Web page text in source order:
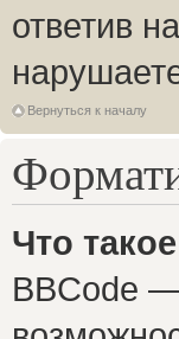
ответив
Вернуться к началу
Что
BBCode